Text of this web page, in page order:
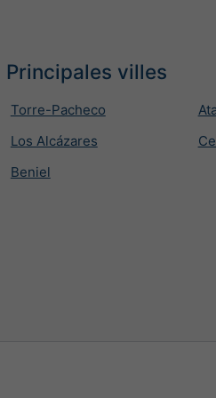
Principales villes
Torre-Pacheco
Los Alcázares
Beniel